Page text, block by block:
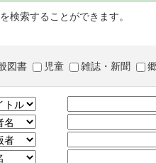
検索することができます。
図書 児童 雑誌・新聞